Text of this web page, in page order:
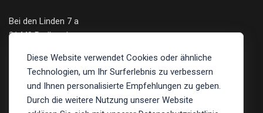
Bei den Linden 7 a
21449 Radbruch
Tel.: 04131 - 219 12 89
E-Mail:info@bulltron.de
Diese Website verwendet Cookies oder ähnliche
Technologien, um Ihr Surferlebnis zu verbessern
und Ihnen personalisierte Empfehlungen zu geben.
Durch die weitere Nutzung unserer Website